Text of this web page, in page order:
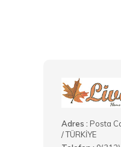
Adres : Posta
/ TÜRKİYE